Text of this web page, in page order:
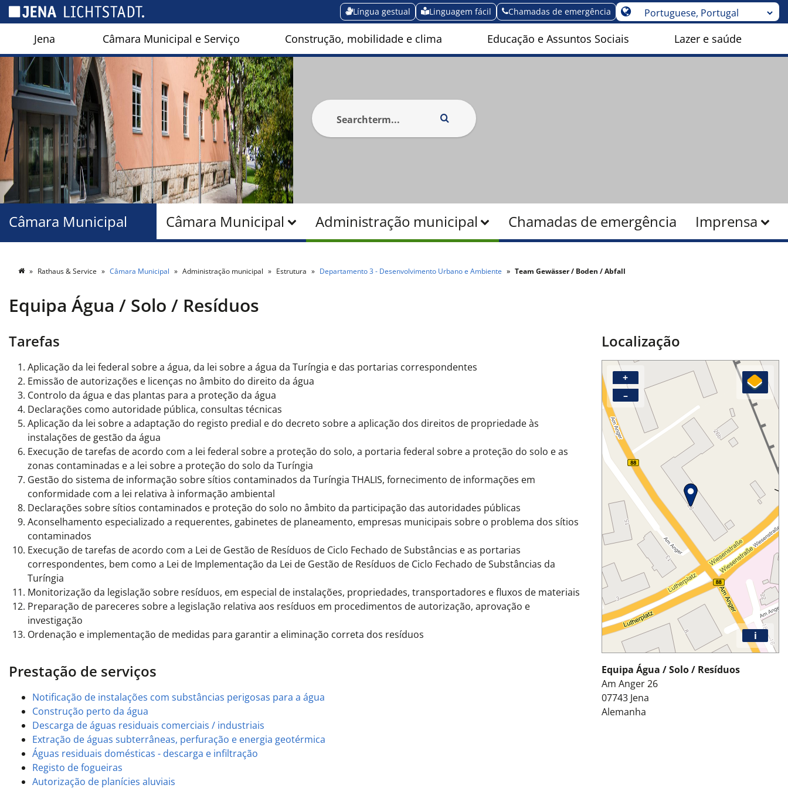
Língua gestual Linguagem fácil Chamadas de emergência
Jena Câmara Municipal e Serviço Construção, mobilidade e clima Educação e Assuntos Sociais Lazer e saúde
Câmara Municipal Administração municipal Chamadas de emergência Imprensa
Câmara Municipal
Rathaus & Service Câmara Municipal Administração municipal Estrutura Departamento 3 - Desenvolvimento Urbano e Ambiente Team Gewässer / Boden / Abfall
Equipa Água / Solo / Resíduos
Tarefas
Aplicação da lei federal sobre a água, da lei sobre a água da Turíngia e das portarias correspondentes
Emissão de autorizações e licenças no âmbito do direito da água
Controlo da água e das plantas para a proteção da água
Declarações como autoridade pública, consultas técnicas
Aplicação da lei sobre a adaptação do registo predial e do decreto sobre a aplicação dos direitos de propriedade às
instalações de gestão da água
Execução de tarefas de acordo com a lei federal sobre a proteção do solo, a portaria federal sobre a proteção do solo e as
zonas contaminadas e a lei sobre a proteção do solo da Turíngia
Gestão do sistema de informação sobre sítios contaminados da Turíngia THALIS, fornecimento de informações em
conformidade com a lei relativa à informação ambiental
Declarações sobre sítios contaminados e proteção do solo no âmbito da participação das autoridades públicas
Aconselhamento especializado a requerentes, gabinetes de planeamento, empresas municipais sobre o problema dos sítios
contaminados
Execução de tarefas de acordo com a Lei de Gestão de Resíduos de Ciclo Fechado de Substâncias e as portarias
correspondentes, bem como a Lei de Implementação da Lei de Gestão de Resíduos de Ciclo Fechado de Substâncias da
Turíngia
Monitorização da legislação sobre resíduos, em especial de instalações, propriedades, transportadores e fluxos de materiais
Preparação de pareceres sobre a legislação relativa aos resíduos em procedimentos de autorização, aprovação e
investigação
Ordenação e implementação de medidas para garantir a eliminação correta dos resíduos
Prestação de serviços
Notificação de instalações com substâncias perigosas para a água
Construção perto da água
Descarga de águas residuais comerciais / industriais
Extração de águas subterrâneas, perfuração e energia geotérmica
Águas residuais domésticas - descarga e infiltração
Registo de fogueiras
Autorização de planícies aluviais
Localização
+
–
i
Equipa Água / Solo / Resíduos
Am Anger 26
07743 Jena
Alemanha
Cookies management panel